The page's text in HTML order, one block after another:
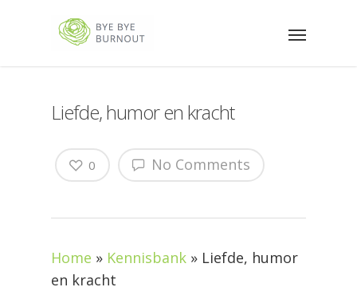
Liefde, humor en kracht
No Comments
0
Home » Kennisbank » Liefde, humor
en kracht